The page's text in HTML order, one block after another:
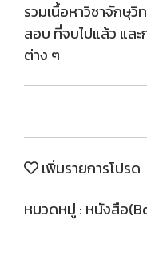
รวมเนื้อหาวิชาจักษุ
สอบ ที่จบไปแล้ว แล
ต่าง ๆ
เพิ่มรายการโปรด
หมวดหมู่ : หนังสือ